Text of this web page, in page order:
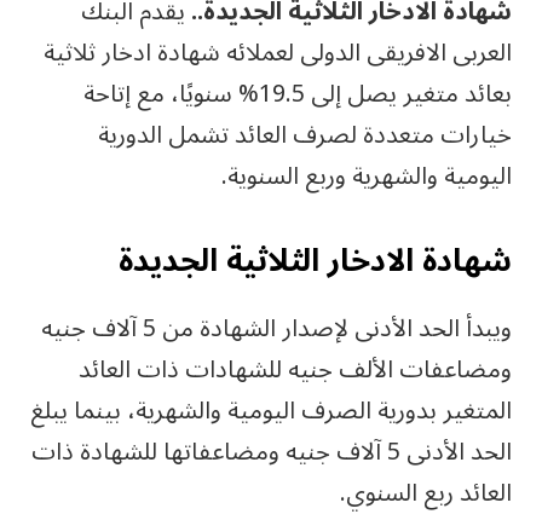
شهادة الادخار الثلاثية الجديدة..يقدم البنك
العربى الافريقى الدولى لعملائه شهادة ادخار ثلاثية
بعائد متغير يصل إلى 19.5% سنويًا، مع إتاحة
خيارات متعددة لصرف العائد تشمل الدورية
اليومية والشهرية وربع السنوية.
شهادة الادخار الثلاثية الجديدة
ويبدأ الحد الأدنى لإصدار الشهادة من 5 آلاف جنيه
ومضاعفات الألف جنيه للشهادات ذات العائد
المتغير بدورية الصرف اليومية والشهرية، بينما يبلغ
الحد الأدنى 5 آلاف جنيه ومضاعفاتها للشهادة ذات
العائد ربع السنوي.